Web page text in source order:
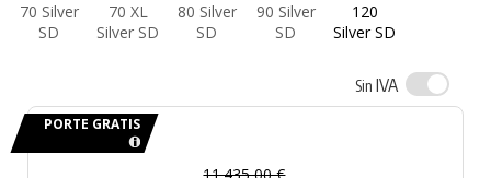
70 Silver
SD
70 XL
Silver SD
80 Silver
SD
90 Silver
SD
120
Silver SD
Sin IVA
PORTE GRATIS